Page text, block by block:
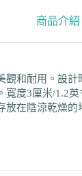
商品介紹
和耐用。設
度3厘米/1.2英
在陰涼乾燥的